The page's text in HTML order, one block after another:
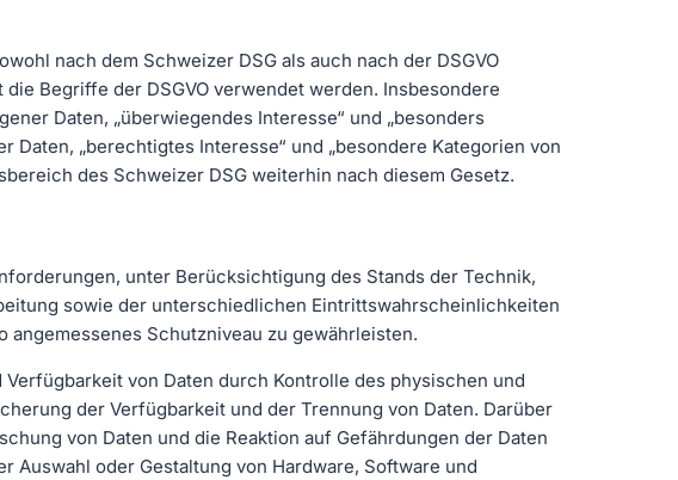
nach dem Schweizer DSG als auch nach der DSGVO
Begriffe der DSGVO verwendet werden. Insbesondere
Daten, „überwiegendes Interesse“ und „besonders
Daten, „berechtigtes Interesse“ und „besondere Kategorien von
des Schweizer DSG weiterhin nach diesem Gesetz.
unter Berücksichtigung des Stands der Technik,
sowie der unterschiedlichen Eintrittswahrscheinlichkeiten
Schutzniveau zu gewährleisten.
von Daten durch Kontrolle des physischen und
der Verfügbarkeit und der Trennung von Daten. Darüber
von Daten und die Reaktion auf Gefährdungen der Daten
oder Gestaltung von Hardware, Software und